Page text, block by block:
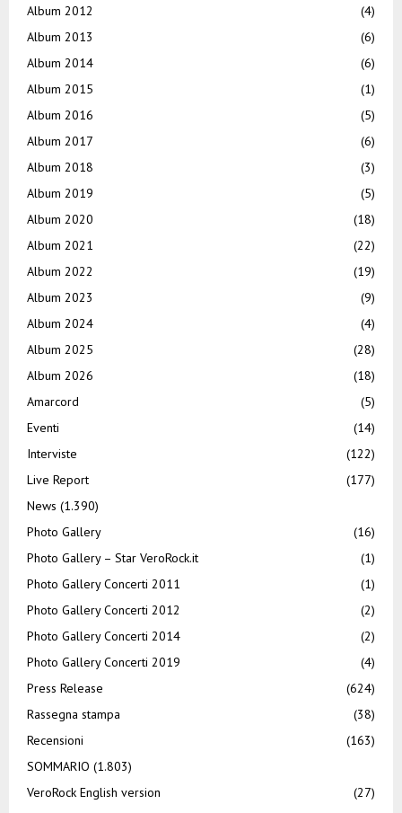
Album 2012
(4)
Album 2013
(6)
Album 2014
(6)
Album 2015
(1)
Album 2016
(5)
Album 2017
(6)
Album 2018
(3)
Album 2019
(5)
Album 2020
(18)
Album 2021
(22)
Album 2022
(19)
Album 2023
(9)
Album 2024
(4)
Album 2025
(28)
Album 2026
(18)
Amarcord
(5)
Eventi
(14)
Interviste
(122)
Live Report
(177)
News (1.390)
Photo Gallery
(16)
Photo Gallery – Star VeroRock.it
(1)
Photo Gallery Concerti 2011
(1)
Photo Gallery Concerti 2012
(2)
Photo Gallery Concerti 2014
(2)
Photo Gallery Concerti 2019
(4)
Press Release
(624)
Rassegna stampa
(38)
Recensioni
(163)
SOMMARIO (1.803)
VeroRock English version
(27)